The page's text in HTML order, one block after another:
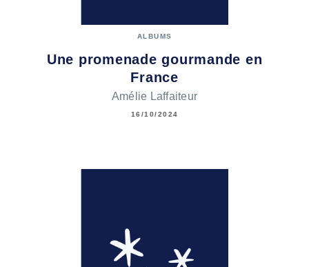
ALBUMS
Une promenade gourmande en
France
Amélie Laffaiteur
16/10/2024